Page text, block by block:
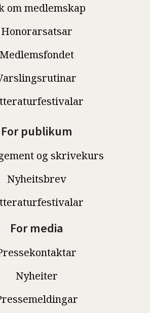
om medlemskap
Honorarsatsar
Medlemsfondet
For publikum
og skrivekurs
Nyheitsbrev
For media
Nyheiter